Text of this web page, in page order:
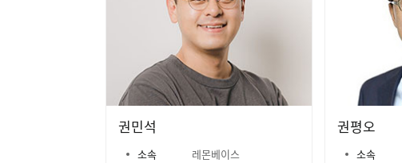
권민석
소속
레몬베이스
권평오
소속